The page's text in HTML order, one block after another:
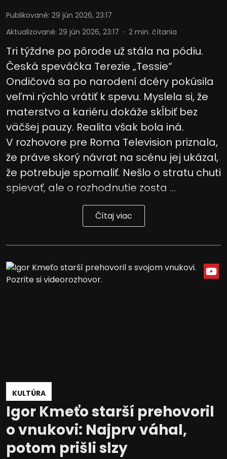
Publikované: 29 jún 2026, 23:17
Aktualizované: 29 jún 2026, 23:17 2 min. čítania
Tri týždne po pôrode už stála na pódiu.
Česká speváčka Terezie „Tessie“
Ondičová sa po narodení dcéry pokúsila
veľmi rýchlo vrátiť k spevu. Myslela si, že
materstvo a kariéru dokáže skĺbiť bez
väčšej pauzy. Realita však bola iná.
V rozhovore pre Roma Television priznala,
že práve skorý návrat na scénu jej ukázal,
že potrebuje spomaliť. Nešlo o stratu chuti
spievať, ale o rozhodnutie zosta ...
Čítaj viac
KULTÚRA
Igor Kmeťo starší prehovoril
o vnukovi: Najprv váhal,
potom prišli slzy